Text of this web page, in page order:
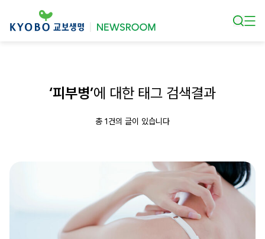
‘피부병’에 대한 태그 검색결과
총 1건의 글이 있습니다